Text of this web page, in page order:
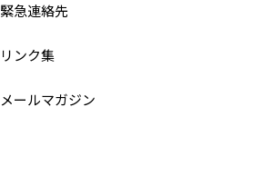
緊急連絡先
リンク集
メールマガジン